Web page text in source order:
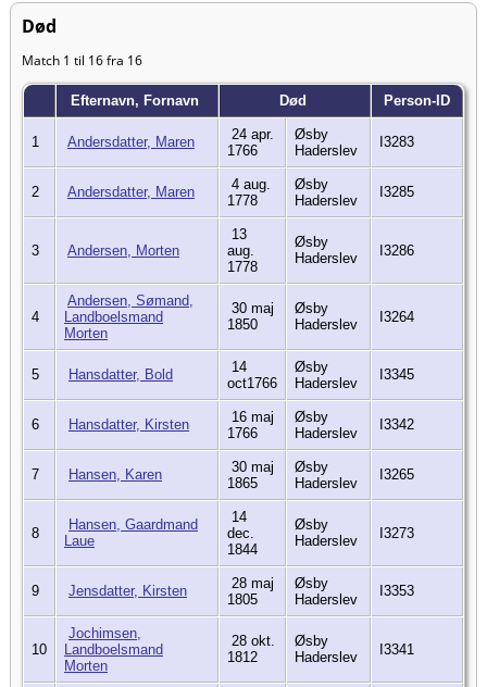
Død
Match 1 til 16 fra 16
Efternavn, Fornavn Død Person-ID
1 Andersdatter, Maren
24 apr.
1766
Øsby
Haderslev
I3283
2 Andersdatter, Maren
4 aug.
1778
Øsby
Haderslev
I3285
3 Andersen, Morten
13
aug.
1778
Øsby
Haderslev
I3286
4
Andersen, Sømand,
Landboelsmand
Morten
30 maj
1850
Øsby
Haderslev
I3264
5 Hansdatter, Bold
14
oct1766
Øsby
Haderslev
I3345
6 Hansdatter, Kirsten
16 maj
1766
Øsby
Haderslev
I3342
7 Hansen, Karen
30 maj
1865
Øsby
Haderslev
I3265
8
Hansen, Gaardmand
Laue
14
dec.
1844
Øsby
Haderslev
I3273
9 Jensdatter, Kirsten
28 maj
1805
Øsby
Haderslev
I3353
10
Jochimsen,
Landboelsmand
Morten
28 okt.
1812
Øsby
Haderslev
I3341